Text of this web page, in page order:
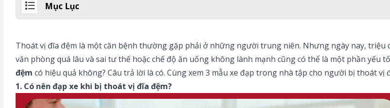
Mục Lục
Thoát vị đĩa đệm là một căn bệnh thường gặp phải ở những người trung niên. Nhưng ngày nay,
văn phòng quá lâu và sai tư thế hoặc chế độ ăn uống không lành mạnh cũng có thể là một phần yếu
đệm có hiệu quả không? Câu trả lời là có. Cùng xem 3 mẫu xe đạp trong nhà tập cho người bị thoát vị
1. Có nên đạp xe khi bị thoát vị đĩa đệm?